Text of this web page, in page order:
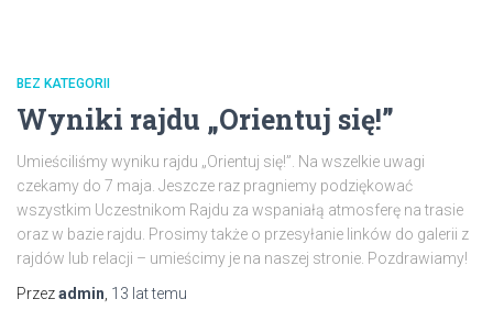
BEZ KATEGORII
Wyniki rajdu „Orientuj się!”
Umieściliśmy wyniku rajdu „Orientuj się!”. Na wszelkie uwagi
czekamy do 7 maja. Jeszcze raz pragniemy podziękować
wszystkim Uczestnikom Rajdu za wspaniałą atmosferę na trasie
oraz w bazie rajdu. Prosimy także o przesyłanie linków do galerii z
rajdów lub relacji – umieścimy je na naszej stronie. Pozdrawiamy!
Przezadmin 13 lattemu